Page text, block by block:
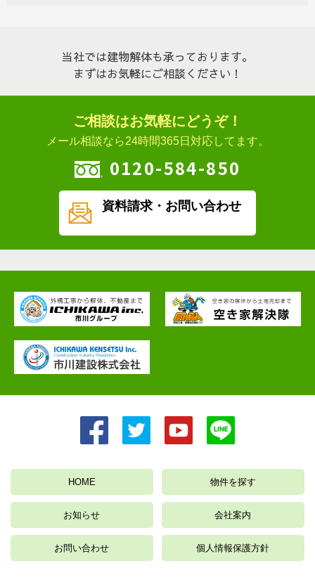
当社では建物解体も承っております。
まずはお気軽にご相談ください！
ご相談はお気軽にどうぞ！
メール相談なら24時間365日対応してます。
0120-584-850
資料請求・ お問い合わせ
HOME 物件を探す
お知らせ 会社案内
お問い合わせ 個人情報保護方針